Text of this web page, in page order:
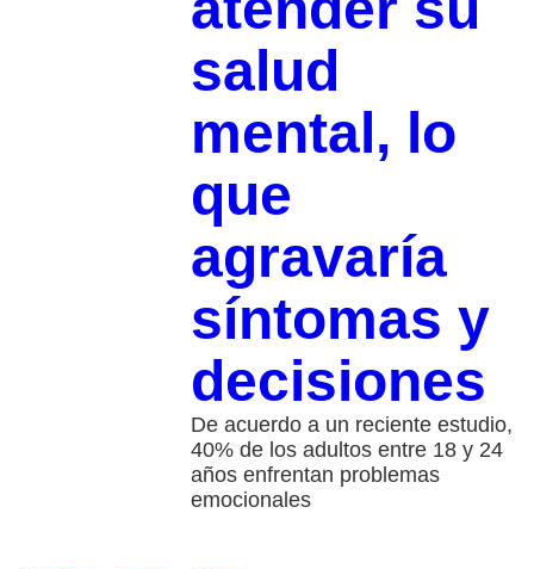
salud
mental, lo
que
agravaría
síntomas y
decisiones
De acuerdo a un reciente estudio,
40% de los adultos entre 18 y 24
años enfrentan problemas
emocionales